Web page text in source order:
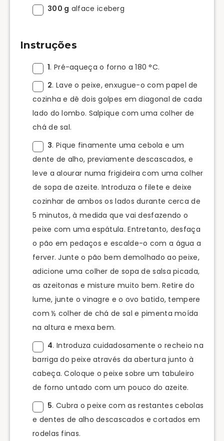
300 g alface iceberg
Instruções
1. Pré-aqueça o forno a 180 °C.
2. Lave o peixe, enxugue-o com papel de
cozinha e dê dois golpes em diagonal de cada
lado do lombo. Salpique com uma colher de
chá de sal.
3. Pique finamente uma cebola e um
dente de alho, previamente descascados, e
leve a alourar numa frigideira com uma colher
de sopa de azeite. Introduza o filete e deixe
cozinhar de ambos os lados durante cerca de
5 minutos, à medida que vai desfazendo o
peixe com uma espátula. Entretanto, desfaça
o pão em pedaços e escalde-o com a água a
ferver. Junte o pão bem demolhado ao peixe,
adicione uma colher de sopa de salsa picada,
as azeitonas e misture muito bem. Retire do
lume, junte o vinagre e o ovo batido, tempere
com ½ colher de chá de sal e pimenta moída
na altura e mexa bem.
4. Introduza cuidadosamente o recheio na
barriga do peixe através da abertura junto à
cabeça. Coloque o peixe sobre um tabuleiro
de forno untado com um pouco do azeite.
5. Cubra o peixe com as restantes cebolas
e dentes de alho descascados e cortados em
rodelas finas.